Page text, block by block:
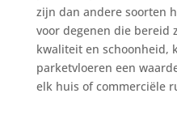
zijn dan andere soorten
voor degenen die bereid
kwaliteit en schoonheid,
parketvloeren een
elk huis of commerciële